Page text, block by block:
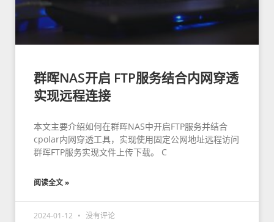
群晖NAS开启 FTP服务结合内网穿透
实现远程连接
本文主要介绍如何在群晖NAS中开启FTP服务并结合
cpolar内网穿透工具，实现使用固定公网地址远程访问
群晖FTP服务实现文件上传下载。 C
阅读全文 »
2024-01-12 没有评论